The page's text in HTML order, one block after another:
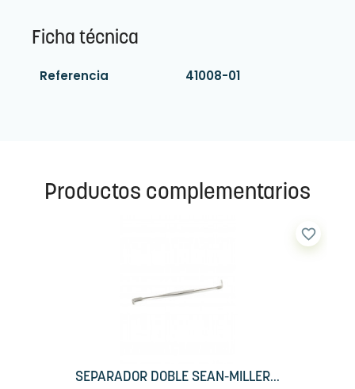
Ficha técnica
Referencia 41008-01
Productos complementarios
SEPARADOR DOBLE SEAN-MILLER...
favorite_border